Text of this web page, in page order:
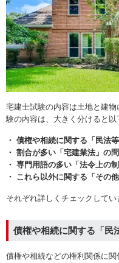
宅建士試験の内容は土地と建
験の内容は、大きく分けると以
・ 債権や相続に関する「民法
・ 割合が多い「宅建業法」の
・ 専門用語の多い「法令上の
・ これら以外に関する「その
それぞれ詳しくチェックしてい
債権や相続に関する「民
債権や相続などの権利関係に